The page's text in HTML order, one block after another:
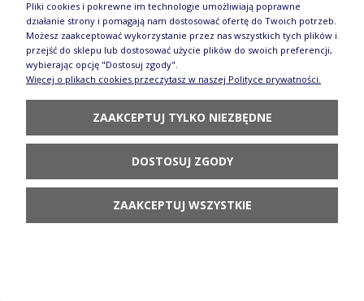
Filiżanka i spodek do kawy V 0,2 L Ceramika
Artystyczna Bolesławiec F768K dek2588X
70,70 zł
Pliki cookies i pokrewne im technologie umożliwiają poprawne
działanie strony i pomagają nam dostosować ofertę do Twoich potrzeb.
Możesz zaakceptować wykorzystanie przez nas wszystkich tych plików i
przejść do sklepu lub dostosować użycie plików do swoich preferencji,
wybierając opcję "Dostosuj zgody".
Więcej o plikach cookies przeczytasz w naszej Polityce prywatności.
ZAAKCEPTUJ TYLKO NIEZBĘDNE
DOSTOSUJ ZGODY
ZAAKCEPTUJ WSZYSTKIE